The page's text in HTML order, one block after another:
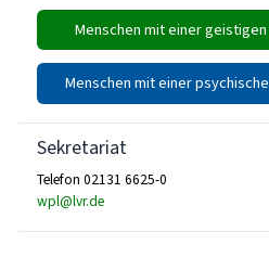
Menschen mit einer
Menschen mit einer
Sekretariat
Telefon 02131 6625-0
wpl@lvr.de